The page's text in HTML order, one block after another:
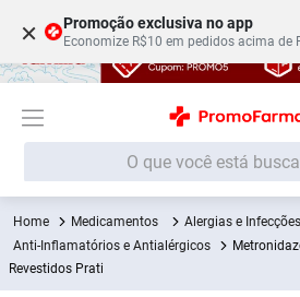
× Promoção exclusiva no app
Economize R$10 em pedidos acima de
O que você está buscando?
Medicamentos
Alergias e Infecções
Anti-Inflamatórios e Antialérgicos
Revestidos Prati
Termos mais buscados
1 º Fralda